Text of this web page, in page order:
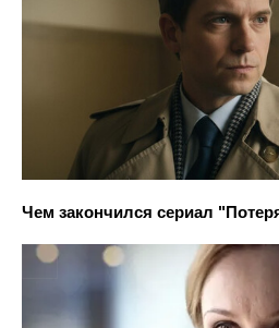
Чем закончился сериал